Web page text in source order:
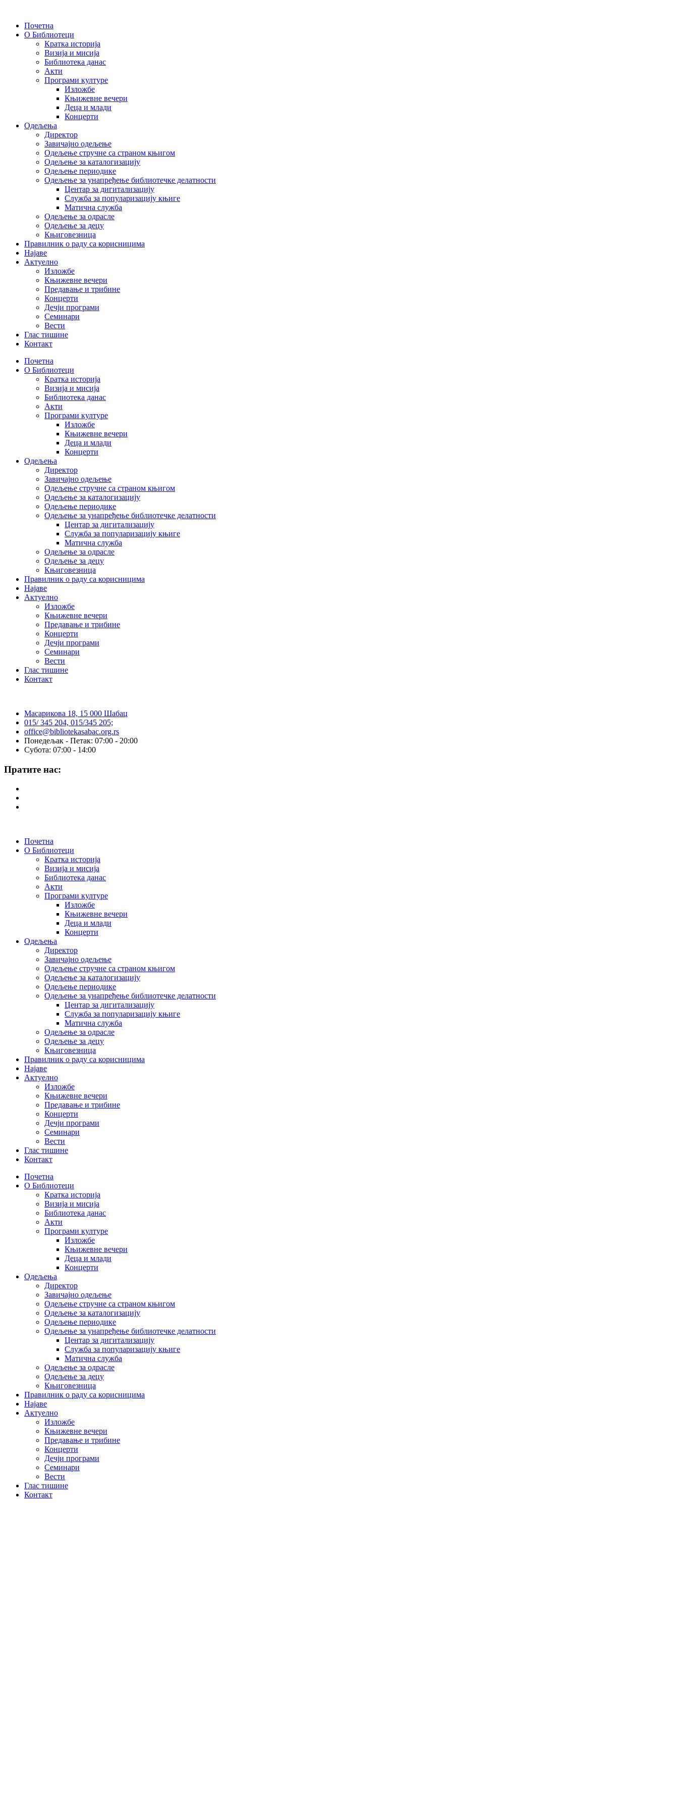
садржајПочетна
О Библиотеци
Кратка историја
Визија и мисија
Библиотека данас
Акти
Програми културе
Изложбе
Књижевне вечери
Деца и млади
Концерти
Одељења
Директор
Завичајно одељење
Одељење стручне са страном књигом
Одељење за каталогизацију
Одељење периодике
Одељење за унапређење библиотечке делатности
Центар за дигитализацију
Служба за популаризацију књиге
Матична служба
Одељење за одрасле
Одељење за децу
Књиговезница
Правилник о раду са корисницима
Најаве
Актуелно
Изложбе
Књижевне вечери
Предавање и трибине
Концерти
Дечји програми
Семинари
Вести
Глас тишине
Контакт
Почетна
О Библиотеци
Кратка историја
Визија и мисија
Библиотека данас
Акти
Програми културе
Изложбе
Књижевне вечери
Деца и млади
Концерти
Одељења
Директор
Завичајно одељење
Одељење стручне са страном књигом
Одељење за каталогизацију
Одељење периодике
Одељење за унапређење библиотечке делатности
Центар за дигитализацију
Служба за популаризацију књиге
Матична служба
Одељење за одрасле
Одељење за децу
Књиговезница
Правилник о раду са корисницима
Најаве
Актуелно
Изложбе
Књижевне вечери
Предавање и трибине
Концерти
Дечји програми
Семинари
Вести
Глас тишине
Контакт
Масарикова 18, 15 000 Шабац
015/ 345 204, 015/345 205;
office@bibliotekasabac.org.rs
Понедељак - Петак: 07:00 - 20:00
Субота: 07:00 - 14:00
Пратите нас:
Почетна
О Библиотеци
Кратка историја
Визија и мисија
Библиотека данас
Акти
Програми културе
Изложбе
Књижевне вечери
Деца и млади
Концерти
Одељења
Директор
Завичајно одељење
Одељење стручне са страном књигом
Одељење за каталогизацију
Одељење периодике
Одељење за унапређење библиотечке делатности
Центар за дигитализацију
Служба за популаризацију књиге
Матична служба
Одељење за одрасле
Одељење за децу
Књиговезница
Правилник о раду са корисницима
Најаве
Актуелно
Изложбе
Књижевне вечери
Предавање и трибине
Концерти
Дечји програми
Семинари
Вести
Глас тишине
Контакт
Почетна
О Библиотеци
Кратка историја
Визија и мисија
Библиотека данас
Акти
Програми културе
Изложбе
Књижевне вечери
Деца и млади
Концерти
Одељења
Директор
Завичајно одељење
Одељење стручне са страном књигом
Одељење за каталогизацију
Одељење периодике
Одељење за унапређење библиотечке делатности
Центар за дигитализацију
Служба за популаризацију књиге
Матична служба
Одељење за одрасле
Одељење за децу
Књиговезница
Правилник о раду са корисницима
Најаве
Актуелно
Изложбе
Књижевне вечери
Предавање и трибине
Концерти
Дечји програми
Семинари
Вести
Глас тишине
Контакт